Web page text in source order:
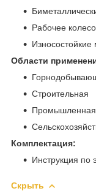
Рабочее
Износостойкие
Области
Строительная
Промышленная
Комплектация:
Инструкция по
Скрыть